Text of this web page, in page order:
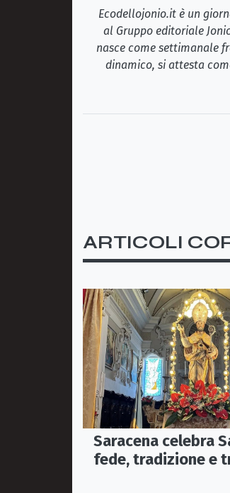
Ecodellojonio.it è un
al Gruppo editoriale
nasce come settimanale
dinamico, si attesta
ARTICOLI
Saracena celebra
fede, tradizione e